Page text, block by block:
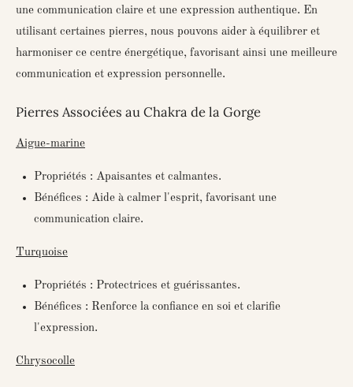
une communication claire et une expression authentique. En
utilisant certaines pierres, nous pouvons aider à équilibrer et
harmoniser ce centre énergétique, favorisant ainsi une meilleure
communication et expression personnelle.
Pierres Associées au Chakra de la Gorge
Aigue-marine
Propriétés : Apaisantes et calmantes.
Bénéfices : Aide à calmer l'esprit, favorisant une
communication claire.
Turquoise
Propriétés : Protectrices et guérissantes.
Bénéfices : Renforce la confiance en soi et clarifie
l'expression.
Chrysocolle